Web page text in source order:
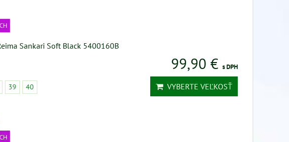
Sankari Soft Black 5400160B
39 40
99,90 € s DPH
VYBERTE VEĽKOSŤ